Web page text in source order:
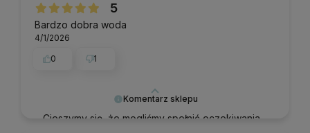
Komentarz sklepu
Cieszymy się, że mogliśmy spełnić oczekiwania.
5
Bardzo dobra woda
4/1/2026
0
1